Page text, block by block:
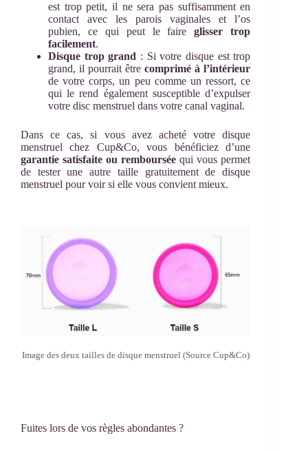
est trop petit, il ne sera pas suffisamment en
contact avec les parois vaginales et l’os
pubien, ce qui peut le faireglisser trop
facilement.
Disque trop grand : Si votre disque est trop
grand, il pourrait êtrecomprimé à l’intérieur
de votre corps, un peu comme un ressort, ce
qui le rend également susceptible d’expulser
votre disc menstruel dans votre canal vaginal.
Dans ce cas, si vous avez acheté votre disque
menstruel chez Cup&Co, vous bénéficiez d’une
garantie satisfaite ou remboursée qui vous permet
de tester une autre taille gratuitement de disque
menstruel pour voir si elle vous convient mieux.
Image des deux tailles de disque menstruel (Source Cup&Co)
Fuites lors de vos règles abondantes ?